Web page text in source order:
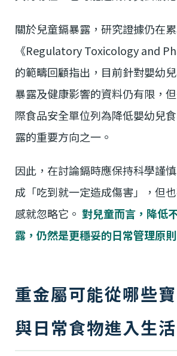
關於兒童鎘暴露，研究證據仍在
《Regulatory Toxicology and
的範疇回顧指出，目前針對嬰幼
暴露及健康影響的資料仍有限，
際食品安全單位列為降低嬰幼兒
露的重要方向之一。
因此，在討論鎘時應保持科學謹
成「吃到就一定造成傷害」，但
感就忽略它。 對兒童而言，降低
露，仍然是更穩妥的日常管理原則
重金屬可能從哪些
與日常食物進入生活